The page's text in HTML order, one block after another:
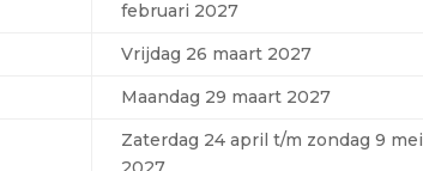
februari 2027
Vrijdag 26 maart 2027
Maandag 29 maart 2027
Zaterdag 24 april t/m zondag 9 mei